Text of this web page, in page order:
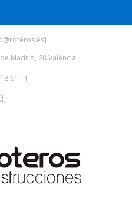
Madrid, 68 Valencia
61 11